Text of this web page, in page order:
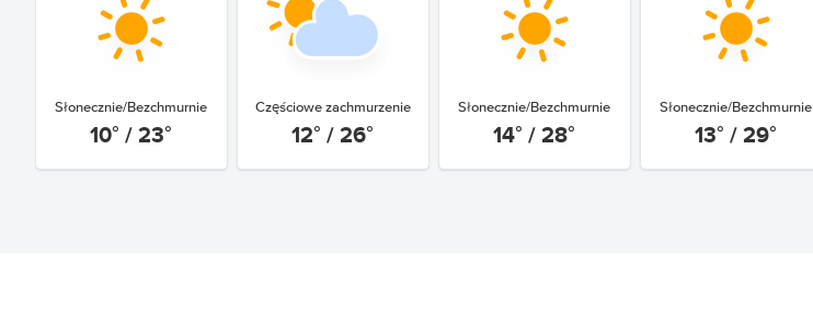
Słonecznie/Bezchmurnie
10° / 23°
Częściowe zachmurzenie
12° / 26°
Słonecznie/Bezchmurnie
14° / 28°
Słonecznie/Bezchmurnie
13° / 29°